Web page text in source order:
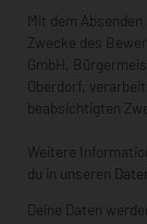
Mit dem
Zwecke des
GmbH
Oberdorf,
beabsichtigten
Weitere
du in unseren
Deine Daten